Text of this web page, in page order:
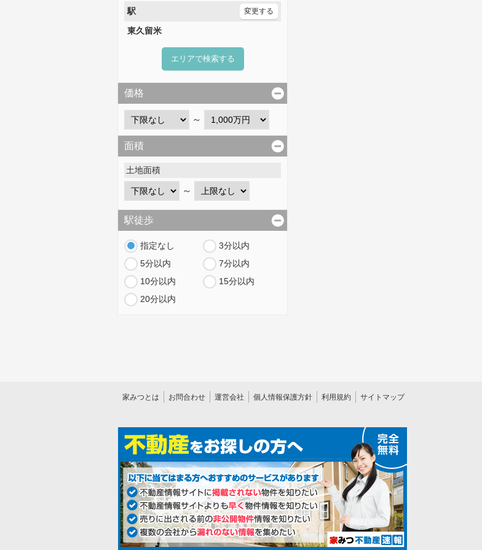
駅
変更する
東久留米
エリアで検索する
価格
～
面積
土地面積
～
駅徒歩
指定なし
3分以内
5分以内
7分以内
10分以内
15分以内
20分以内
家みつとは お問合わせ 運営会社 個人情報保護方針 利用規約 サイトマップ